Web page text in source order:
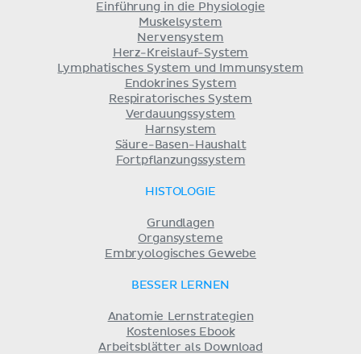
Einführung in die Physiologie
Muskelsystem
Nervensystem
Herz-Kreislauf-System
Lymphatisches System und Immunsystem
Endokrines System
Respiratorisches System
Verdauungssystem
Harnsystem
Säure-Basen-Haushalt
Fortpflanzungssystem
HISTOLOGIE
Grundlagen
Organsysteme
Embryologisches Gewebe
BESSER LERNEN
Anatomie Lernstrategien
Kostenloses Ebook
Arbeitsblätter als Download